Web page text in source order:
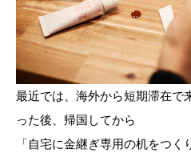
最近では、海外から短期滞在で
った後、帰国してから
「自宅に金継ぎ専用の机をつく